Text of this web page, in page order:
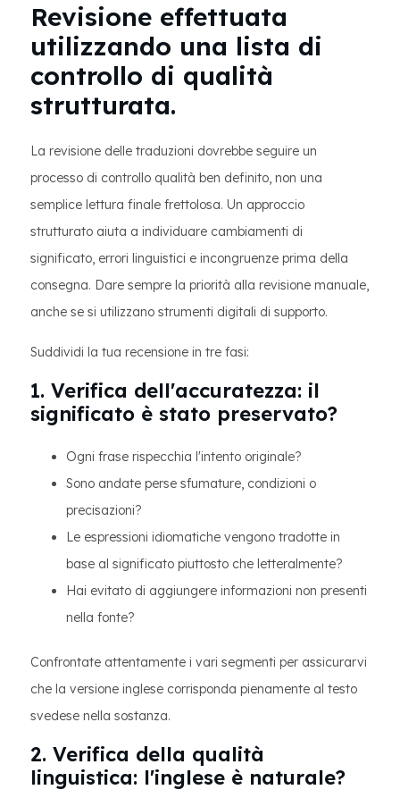
Revisione effettuata
utilizzando una lista di
controllo di qualità
strutturata.
La revisione delle traduzioni dovrebbe seguire un
processo di controllo qualità ben definito, non una
semplice lettura finale frettolosa. Un approccio
strutturato aiuta a individuare cambiamenti di
significato, errori linguistici e incongruenze prima della
consegna. Dare sempre la priorità alla revisione manuale,
anche se si utilizzano strumenti digitali di supporto.
Suddividi la tua recensione in tre fasi:
1. Verifica dell'accuratezza: il
significato è stato preservato?
Ogni frase rispecchia l'intento originale?
Sono andate perse sfumature, condizioni o
precisazioni?
Le espressioni idiomatiche vengono tradotte in
base al significato piuttosto che letteralmente?
Hai evitato di aggiungere informazioni non presenti
nella fonte?
Confrontate attentamente i vari segmenti per assicurarvi
che la versione inglese corrisponda pienamente al testo
svedese nella sostanza.
2. Verifica della qualità
linguistica: l'inglese è naturale?